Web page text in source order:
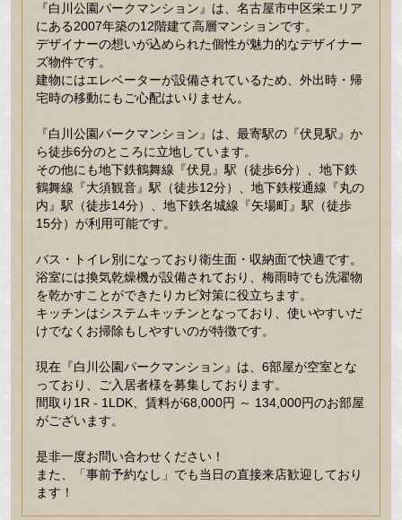
『白川公園パークマンション』は、名古屋市中区栄エリア
にある2007年築の12階建て高層マンションです。
デザイナーの想いが込められた個性が魅力的なデザイナー
ズ物件です。
建物にはエレベーターが設備されているため、外出時・帰
宅時の移動にもご心配はいりません。
『白川公園パークマンション』は、最寄駅の『伏見駅』か
ら徒歩6分のところに立地しています。
その他にも地下鉄鶴舞線『伏見』駅（徒歩6分）、地下鉄
鶴舞線『大須観音』駅（徒歩12分）、地下鉄桜通線『丸の
内』駅（徒歩14分）、地下鉄名城線『矢場町』駅（徒歩
15分）が利用可能です。
バス・トイレ別になっており衛生面・収納面で快適です。
浴室には換気乾燥機が設備されており、梅雨時でも洗濯物
を乾かすことができたりカビ対策に役立ちます。
キッチンはシステムキッチンとなっており、使いやすいだ
けでなくお掃除もしやすいのが特徴です。
現在『白川公園パークマンション』は、6部屋が空室とな
っており、ご入居者様を募集しております。
間取り1R - 1LDK、賃料が68,000円 ～ 134,000円のお部屋
がございます。
是非一度お問い合わせください！
また、「事前予約なし」でも当日の直接来店歓迎しており
ます！